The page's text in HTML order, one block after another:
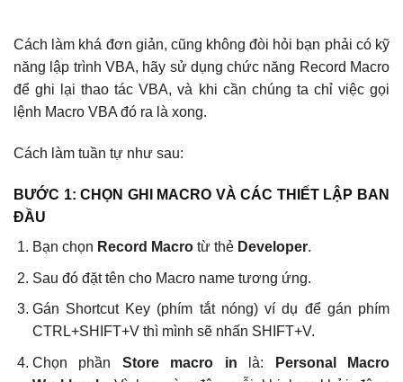
Cách làm khá đơn giản, cũng không đòi hỏi bạn phải có kỹ
năng lập trình VBA, hãy sử dụng chức năng Record Macro
để ghi lại thao tác VBA, và khi cần chúng ta chỉ việc gọi
lệnh Macro VBA đó ra là xong.
Cách làm tuần tự như sau:
BƯỚC 1: CHỌN GHI MACRO VÀ CÁC THIẾT LẬP BAN
ĐẦU
Bạn chọn Record Macro từ thẻDeveloper.
Sau đó đặt tên cho Macro name tương ứng.
Gán Shortcut Key (phím tắt nóng) ví dụ để gán phím
CTRL+SHIFT+V thì mình sẽ nhấn SHIFT+V.
Chọn phần Store macro in là:
Personal Macro